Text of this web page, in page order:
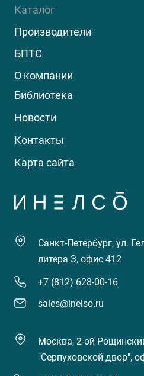
Каталог
Производители
БПТС
О компании
Библиотека
Новости
Контакты
Карта сайта
Санкт-Петербург, ул.
литера З, офис 412
+7 (812) 628-00-16
sales@inelso.ru
Москва, 2-ой
"Серпуховской двор",